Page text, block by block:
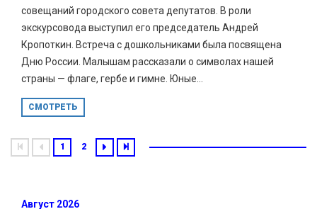
совещаний городского совета депутатов. В роли
экскурсовода выступил его председатель Андрей
Кропоткин. Встреча с дошкольниками была посвящена
Дню России. Малышам рассказали о символах нашей
страны — флаге, гербе и гимне. Юные...
СМОТРЕТЬ
1 2
Август 2026